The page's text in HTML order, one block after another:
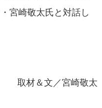
宮崎敬太氏と対話し
取材＆文／宮崎敬太